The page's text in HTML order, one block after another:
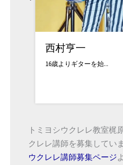
西村亨一
16歳よりギターを始...
トミヨシウクレレ教室梶
クレレ講師を募集してい
ウクレレ講師募集ページ